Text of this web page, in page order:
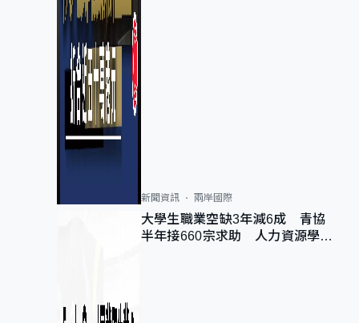
新聞資訊 兩岸國際
大學生職業空缺3年減6成 青協
半年接660宗求助 人力資源學